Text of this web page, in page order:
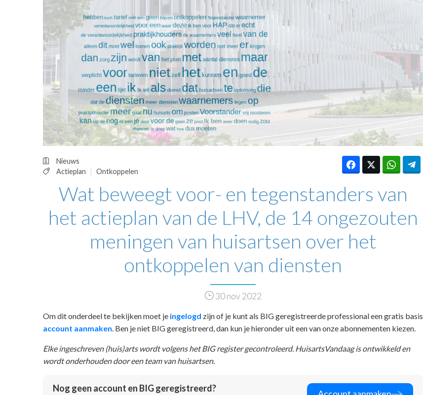
OPINIE
HUISARTSENPOST
PRAKTIJKZAKEN
TARIEVEN
VPHUISARTSEN
MEDISCHE VAKHANDEL
INLOGGEN
REGISTRATIE
Nieuws
Actieplan
Ontkoppelen
Wat beweegt voor- en tegenstanders van
het actieplan van de LHV, de 14 ongezouten
meningen van huisartsen over het
ontkoppelen van diensten
30 nov 2022
Om dit onderdeel te bekijken moet je ingelogd zijn of je kunt als BIG geregistreerde professional een gratis basis
account aanmaken . Ben je niet BIG geregistreerd, dan kun je hieronder uit een van onze abonnementen kiezen.
Elke ingeschreven (huis)arts wordt volgens het BIG register gecontroleerd. HuisartsVandaag is ontwikkeld en
wordt onderhouden door een team van huisartsen.
Nog geen account en BIG geregistreerd?